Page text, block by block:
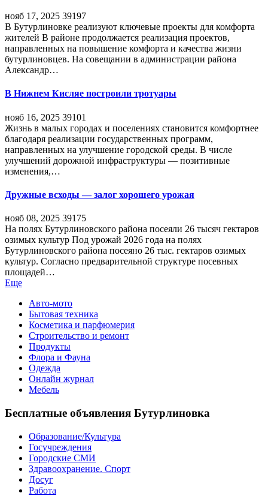
нояб 17, 2025 39197
В Бутурлиновке реализуют ключевые проекты для комфорта
жителей В районе продолжается реализация проектов,
направленных на повышение комфорта и качества жизни
бутурлиновцев. На совещании в администрации района
Александр…
В Нижнем Кисляе построили тротуары
нояб 16, 2025 39101
Жизнь в малых городах и поселениях становится комфортнее
благодаря реализации государственных программ,
направленных на улучшение городской среды. В числе
улучшений дорожной инфраструктуры — позитивные
изменения,…
Дружные всходы — залог хорошего урожая
нояб 08, 2025 39175
На полях Бутурлиновского района посеяли 26 тысяч гектаров
озимых культур Под урожай 2026 года на полях
Бутурлиновского района посеяно 26 тыс. гектаров озимых
культур. Согласно предварительной структуре посевных
площадей…
Еще
Авто-мото
Бытовая техника
Косметика и парфюмерия
Строительство и ремонт
Продукты
Флора и Фауна
Одежда
Онлайн журнал
Мебель
Бесплатные объявления Бутурлиновка
Образование/Культура
Госучреждения
Городские СМИ
Здравоохранение. Спорт
Досуг
Работа